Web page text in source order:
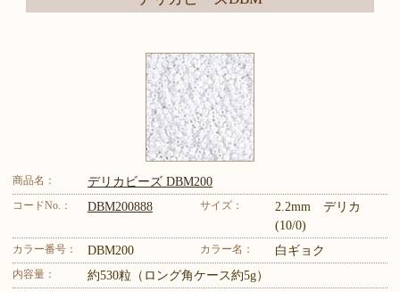
商品名： デリカビーズ DBM200
コードNo.： DBM200888 サイズ：
2.2mm デリカ
(10/0)
カラー番号： DBM200 カラー名： 白ギョク
内容量： 約530粒（ロング角ケース約5g）